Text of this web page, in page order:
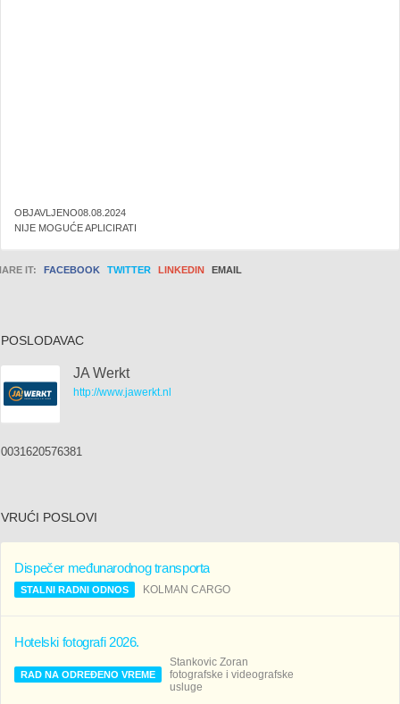
OBJAVLJENO08.08.2024
NIJE MOGUĆE APLICIRATI
IT: FACEBOOK TWITTER LINKEDIN EMAIL
POSLODAVAC
JA Werkt
http://www.jawerkt.nl
0031620576381
VRUĆI POSLOVI
Dispečer međunarodnog transporta
STALNI RADNI ODNOS KOLMAN CARGO
Hotelski fotografi 2026.
RAD NA ODREĐENO VREME
Stankovic Zoran
fotografske i videografske
usluge